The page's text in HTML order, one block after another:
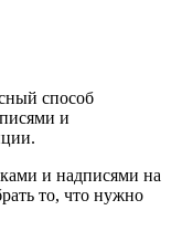
способ
и
и надписями на
то, что нужно